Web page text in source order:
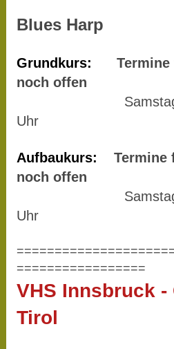
Blues Harp
Grundkurs:
noch offen
Samstag von
Uhr
Aufbaukurs:
Termine
noch offen
Uhr
=================
VHS Innsbruck -
Tirol